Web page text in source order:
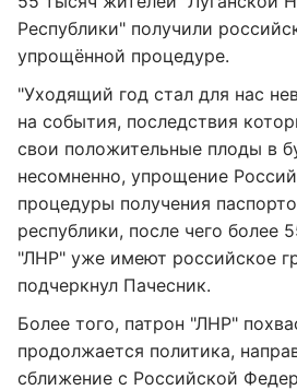
Республики" получили
упрощённой процедуре.
"Уходящий год стал для нас
на события, последствия
свои положительные плоды в
несомненно, упрощение
процедуры получения
республики, после чего более
"ЛНР" уже имеют российское
подчеркнул Пачесник.
Более того, патрон "ЛНР"
продолжается политика,
сближение с Российской